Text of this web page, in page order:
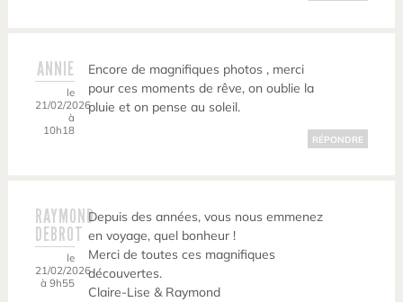
ANNIE
le
21/02/2026
à
10h18
Encore de magnifiques photos , merci
pour ces moments de rêve, on oublie la
pluie et on pense au soleil.
RÉPONDRE
RAYMOND
DEBROT
le
21/02/2026
à 9h55
Depuis des années, vous nous emmenez
en voyage, quel bonheur !
Merci de toutes ces magnifiques
découvertes.
Claire-Lise & Raymond